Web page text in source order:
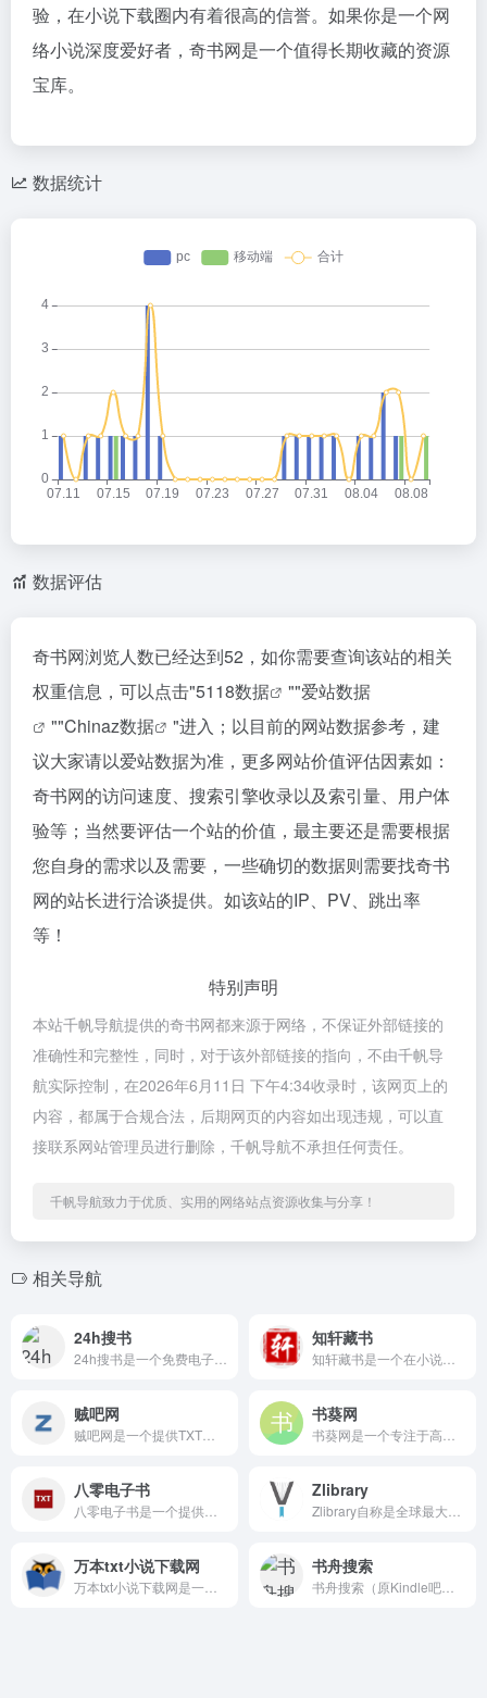
验，在小说下载圈内有着很高的信誉。如果你是一个网
络小说深度爱好者，奇书网是一个值得长期收藏的资源
宝库。
数据统计
数据评估
奇书网浏览人数已经达到52，如你需要查询该站的相关
权重信息，可以点击"5118数据 ""爱站数据
""Chinaz数据
"进入；以目前的网站数据参考，建
议大家请以爱站数据为准，更多网站价值评估因素如：
奇书网的访问速度、搜索引擎收录以及索引量、用户体
验等；当然要评估一个站的价值，最主要还是需要根据
您自身的需求以及需要，一些确切的数据则需要找奇书
网的站长进行洽谈提供。如该站的IP、PV、跳出率
等！
特别声明
本站千帆导航提供的奇书网都来源于网络，不保证外部链接的
准确性和完整性，同时，对于该外部链接的指向，不由千帆导
航实际控制，在2026年6月11日 下午4:34收录时，该网页上的
内容，都属于合规合法，后期网页的内容如出现违规，可以直
接联系网站管理员进行删除，千帆导航不承担任何责任。
千帆导航致力于优质、实用的网络站点资源收集与分享！
相关导航
24h搜书 知轩藏书
贼吧网 书葵网
八零电子书 Zlibrary
万本txt小说下载网 书舟搜索